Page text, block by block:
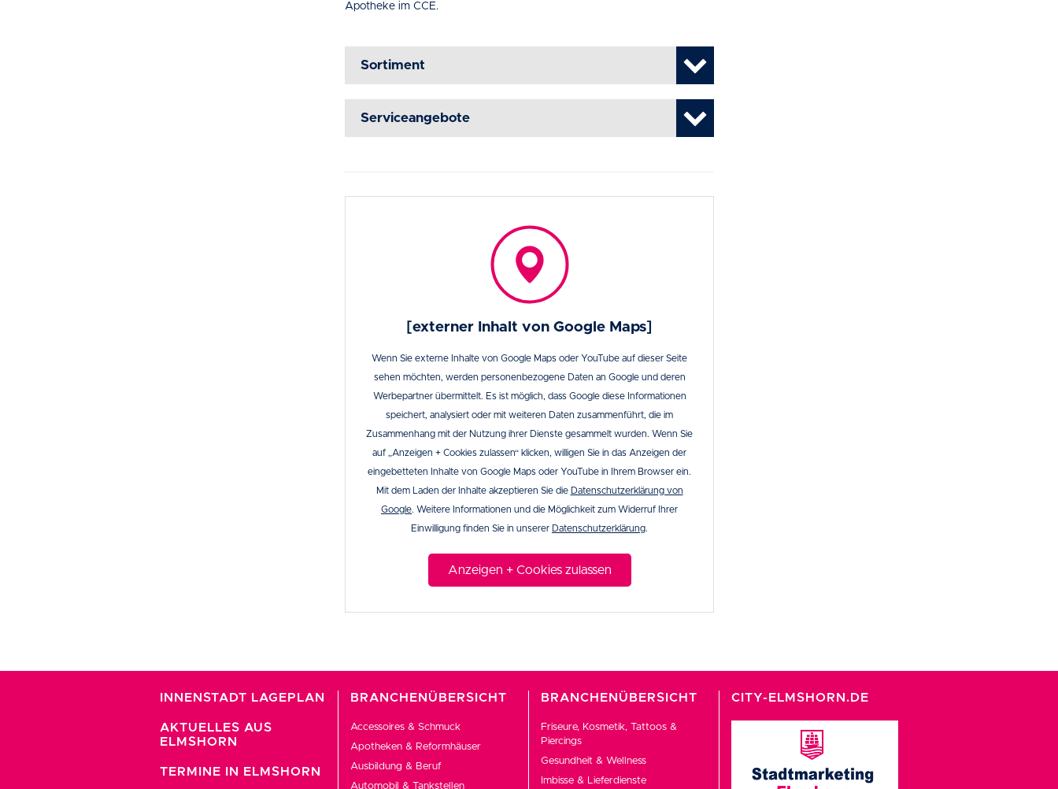
Apotheke im CCE.
Sortiment
Serviceangebote
[externer Inhalt von Google Maps]
Wenn Sie externe Inhalte von Google Maps oder YouTube auf dieser Seite
sehen möchten, werden personenbezogene Daten an Google und deren
Werbepartner übermittelt. Es ist möglich, dass Google diese Informationen
speichert, analysiert oder mit weiteren Daten zusammenführt, die im
Zusammenhang mit der Nutzung ihrer Dienste gesammelt wurden. Wenn Sie
auf „Anzeigen + Cookies zulassen“ klicken, willigen Sie in das Anzeigen der
eingebetteten Inhalte von Google Maps oder YouTube in Ihrem Browser ein.
Mit dem Laden der Inhalte akzeptieren Sie die Datenschutzerklärung von
Google. Weitere Informationen und die Möglichkeit zum Widerruf Ihrer
Einwilligung finden Sie in unserer Datenschutzerklärung.
Anzeigen + Cookies zulassen
INNENSTADT LAGEPLAN
AKTUELLES AUS
ELMSHORN
TERMINE IN ELMSHORN
BRANCHENÜBERSICHT
Accessoires & Schmuck
Apotheken & Reformhäuser
Ausbildung & Beruf
Automobil & Tankstellen
BRANCHENÜBERSICHT
Friseure, Kosmetik, Tattoos &
Piercings
Gesundheit & Wellness
Imbisse & Lieferdienste
CITY-ELMSHORN.DE